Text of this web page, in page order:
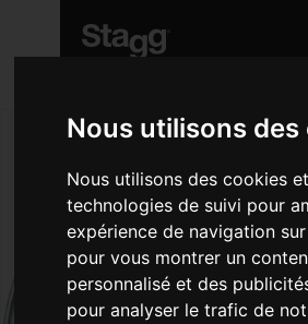
Nous utilisons
Nous utilisons des cookies
technologies de suivi pour
expérience de navigation
pour vous montrer un
personnalisé et des
pour analyser le trafic de
Audio &
Lighting